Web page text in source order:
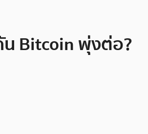
น Bitcoin พุ่งต่อ?